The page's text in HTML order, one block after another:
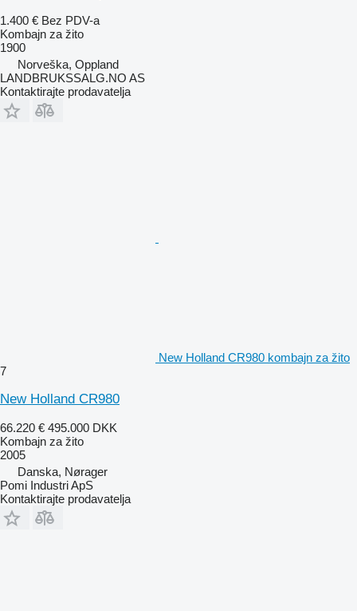
1.400 € Bez PDV-a
Kombajn za žito
1900
Norveška, Oppland
LANDBRUKSSALG.NO AS
Kontaktirajte prodavatelja
New Holland CR980 kombajn za žito
7
New Holland CR980
66.220 € 495.000 DKK
Kombajn za žito
2005
Danska, Nørager
Pomi Industri ApS
Kontaktirajte prodavatelja